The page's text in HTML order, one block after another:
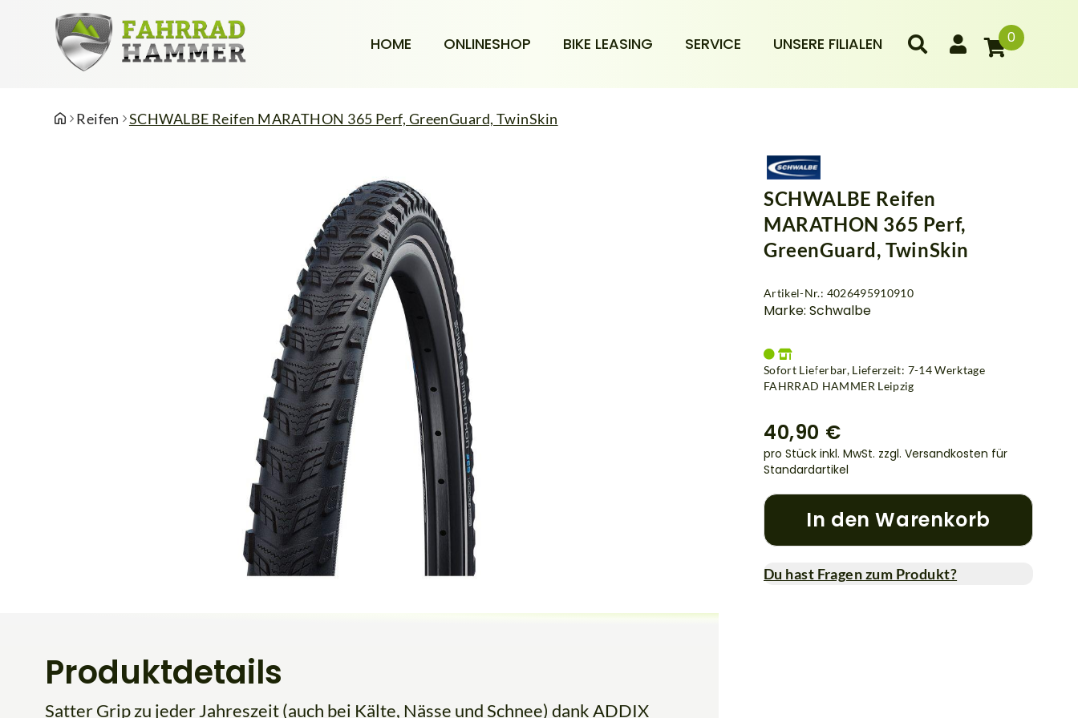
HOME ONLINESHOP BIKE LEASING SERVICE UNSERE FILIALEN 0
Reifen SCHWALBE Reifen MARATHON 365 Perf, GreenGuard, TwinSkin
Produktdetails
Satter Grip zu jeder Jahreszeit (auch bei Kälte, Nässe und Schnee) dank ADDIX
SCHWALBE Reifen
MARATHON 365 Perf,
GreenGuard, TwinSkin
Artikel-Nr.: 4026495910910
Marke: Schwalbe
Sofort Lieferbar, Lieferzeit: 7-14 Werktage
FAHRRAD HAMMER Leipzig
40,90 €
pro Stück inkl. MwSt. zzgl. Versandkosten für
Standardartikel
In den Warenkorb
Du hast Fragen zum Produkt?